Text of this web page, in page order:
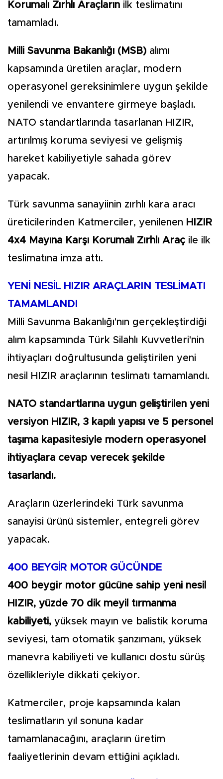
Korumalı Zırhlı Araçların ilk teslimatını
tamamladı.
Milli Savunma Bakanlığı (MSB) alımı
kapsamında üretilen araçlar, modern
operasyonel gereksinimlere uygun şekilde
yenilendi ve envantere girmeye başladı.
NATO standartlarında tasarlanan HIZIR,
artırılmış koruma seviyesi ve gelişmiş
hareket kabiliyetiyle sahada görev
yapacak.
Türk savunma sanayiinin zırhlı kara aracı
üreticilerinden Katmerciler, yenilenen HIZIR
4x4 Mayına Karşı Korumalı Zırhlı Araç ile ilk
teslimatına imza attı.
YENİ NESİL HIZIR ARAÇLARIN TESLİMATI
TAMAMLANDI
Milli Savunma Bakanlığı'nın gerçekleştirdiği
alım kapsamında Türk Silahlı Kuvvetleri'nin
ihtiyaçları doğrultusunda geliştirilen yeni
nesil HIZIR araçlarının teslimatı tamamlandı.
NATO standartlarına uygun geliştirilen yeni
versiyon HIZIR, 3 kapılı yapısı ve 5 personel
taşıma kapasitesiyle modern operasyonel
ihtiyaçlara cevap verecek şekilde
tasarlandı.
Araçların üzerlerindeki Türk savunma
sanayisi ürünü sistemler, entegreli görev
yapacak.
400 BEYGİR MOTOR GÜCÜNDE
400 beygir motor gücüne sahip yeni nesil
HIZIR, yüzde 70 dik meyil tırmanma
kabiliyeti, yüksek mayın ve balistik koruma
seviyesi, tam otomatik şanzımanı, yüksek
manevra kabiliyeti ve kullanıcı dostu sürüş
özellikleriyle dikkati çekiyor.
Katmerciler, proje kapsamında kalan
teslimatların yıl sonuna kadar
tamamlanacağını, araçların üretim
faaliyetlerinin devam ettiğini açıkladı.